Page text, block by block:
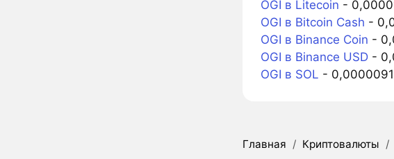
OGI в Litecoin -
OGI в Bitcoin Cash -
OGI в Binance Coin -
OGI в Binance USD-
OGI в SOL -
Главная / Криптовалюты /